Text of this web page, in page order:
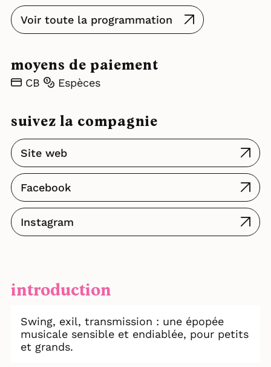
Voir toute la programmation
moyens de paiement
CB Espèces
suivez la compagnie
Site web
Facebook
Instagram
introduction
Swing, exil, transmission : une épopée
musicale sensible et endiablée, pour petits
et grands.